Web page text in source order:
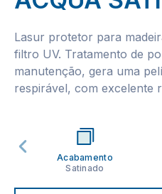
Lasur protetor para
filtro UV. Tratamento de
manutenção, gera uma
respirável, com excelente
Acabamento
Satinado